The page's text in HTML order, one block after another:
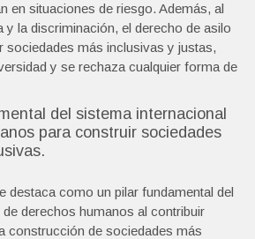
en situaciones de riesgo. Además, al
y la discriminación, el derecho de asilo
sociedades más inclusivas y justas,
y se rechaza cualquier forma de
del sistema internacional
para construir sociedades
destaca como un pilar fundamental del
derechos humanos al contribuir
construcción de sociedades más